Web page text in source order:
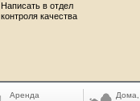
Написать в отдел
контроля качества
Аренда
Дома,